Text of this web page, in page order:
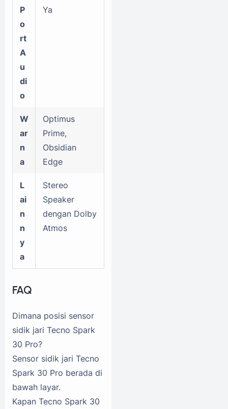
P
o
rt
A
u
di
o
Ya
W
ar
n
a
Optimus
Prime,
Obsidian
Edge
L
ai
n
n
y
a
Stereo
Speaker
dengan Dolby
Atmos
FAQ
Dimana posisi sensor
sidik jari Tecno Spark
30 Pro?
Sensor sidik jari Tecno
Spark 30 Pro berada di
bawah layar.
Kapan Tecno Spark 30